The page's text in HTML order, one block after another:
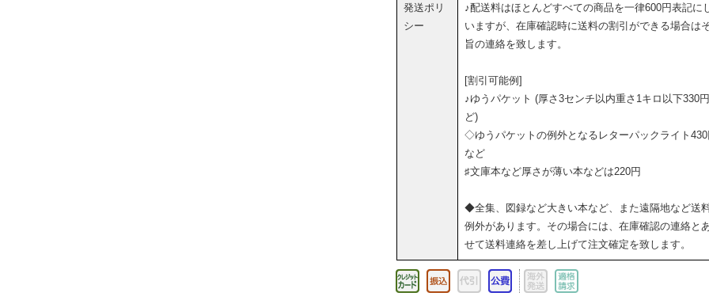
発送ポリ
シー
♪配送料はほとんどすべての商品を一律600円表記に
いますが、在庫確認時に送料の割引ができる場合は
旨の連絡を致します。
[割引可能例]
♪ゆうパケット (厚さ3センチ以内重さ1キロ以下330
ど)
◇ゆうパケットの例外となるレターパックライト430
など
♯文庫本など厚さが薄い本などは220円
◆全集、図録など大きい本など、また遠隔地など送
例外があります。その場合には、在庫確認の連絡と
せて送料連絡を差し上げて注文確定を致します。